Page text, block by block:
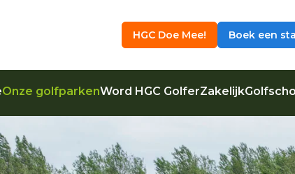
HGC Doe Mee! Boek een
Onze golfparkenWord HGC GolferZakelijk